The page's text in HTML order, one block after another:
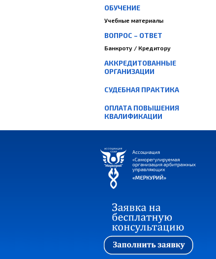
ОБУЧЕНИЕ
Учебные материалы
ВОПРОС – ОТВЕТ
Банкроту / Кредитору
АККРЕДИТОВАННЫЕ
ОРГАНИЗАЦИИ
СУДЕБНАЯ ПРАКТИКА
ОПЛАТА ПОВЫШЕНИЯ
КВАЛИФИКАЦИИ